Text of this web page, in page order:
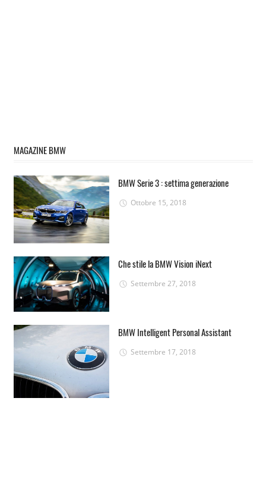
MAGAZINE BMW
BMW Serie 3 : settima generazione
Ottobre 15, 2018
Che stile la BMW Vision iNext
Settembre 27, 2018
BMW Intelligent Personal Assistant
Settembre 17, 2018